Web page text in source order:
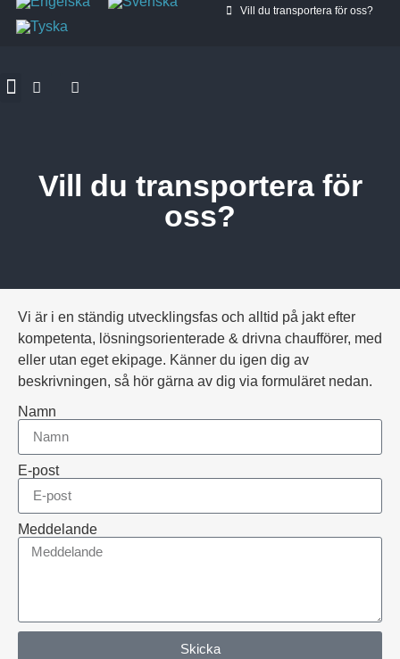
Vill du transportera för oss?
Vill du transportera för
oss?
Vi är i en ständig utvecklingsfas och alltid på jakt efter
kompetenta, lösningsorienterade & drivna chaufförer, med
eller utan eget ekipage. Känner du igen dig av
beskrivningen, så hör gärna av dig via formuläret nedan.
Namn
E-post
Meddelande
Skicka